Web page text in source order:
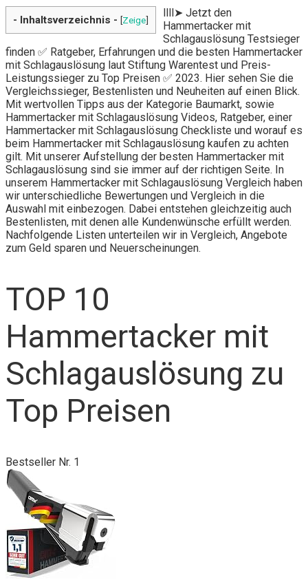
- Inhaltsverzeichnis - [Zeige]
llll➤ Jetzt den
Hammertacker mit
Schlagauslösung Testsieger
finden ✅ Ratgeber, Erfahrungen und die besten Hammertacker
mit Schlagauslösung laut Stiftung Warentest und Preis-
Leistungssieger zu Top Preisen ✅ 2023. Hier sehen Sie die
Vergleichssieger, Bestenlisten und Neuheiten auf einen Blick.
Mit wertvollen Tipps aus der Kategorie Baumarkt, sowie
Hammertacker mit Schlagauslösung Videos, Ratgeber, einer
Hammertacker mit Schlagauslösung Checkliste und worauf es
beim Hammertacker mit Schlagauslösung kaufen zu achten
gilt. Mit unserer Aufstellung der besten Hammertacker mit
Schlagauslösung sind sie immer auf der richtigen Seite. In
unserem Hammertacker mit Schlagauslösung Vergleich haben
wir unterschiedliche Bewertungen und Vergleich in die
Auswahl mit einbezogen. Dabei entstehen gleichzeitig auch
Bestenlisten, mit denen alle Kundenwünsche erfüllt werden.
Nachfolgende Listen unterteilen wir in Vergleich, Angebote
zum Geld sparen und Neuerscheinungen.
TOP 10
Hammertacker mit
Schlagauslösung zu
Top Preisen
Bestseller Nr. 1